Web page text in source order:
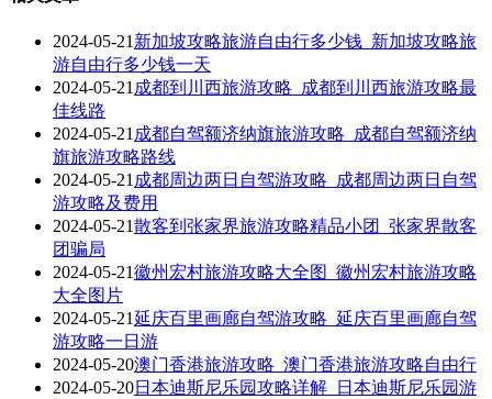
2024-05-21 新加坡攻略旅游自由行多少钱_新加坡攻略旅
游自由行多少钱一天
2024-05-21 成都到川西旅游攻略_成都到川西旅游攻略最
佳线路
2024-05-21 成都自驾额济纳旗旅游攻略_成都自驾额济纳
旗旅游攻略路线
2024-05-21 成都周边两日自驾游攻略_成都周边两日自驾
游攻略及费用
2024-05-21散客到张家界旅游攻略精品小团_张家界散客
团骗局
2024-05-21徽州宏村旅游攻略大全图_徽州宏村旅游攻略
大全图片
2024-05-21延庆百里画廊自驾游攻略_延庆百里画廊自驾
游攻略一日游
2024-05-20澳门香港旅游攻略_澳门香港旅游攻略自由行
2024-05-20日本迪斯尼乐园攻略详解_日本迪斯尼乐园游